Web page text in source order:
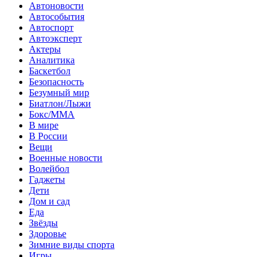
Автоновости
Автособытия
Автоспорт
Автоэксперт
Актеры
Аналитика
Баскетбол
Безопасность
Безумный мир
Биатлон/Лыжи
Бокс/MMA
В мире
В России
Вещи
Военные новости
Волейбол
Гаджеты
Дети
Дом и сад
Еда
Звёзды
Здоровье
Зимние виды спорта